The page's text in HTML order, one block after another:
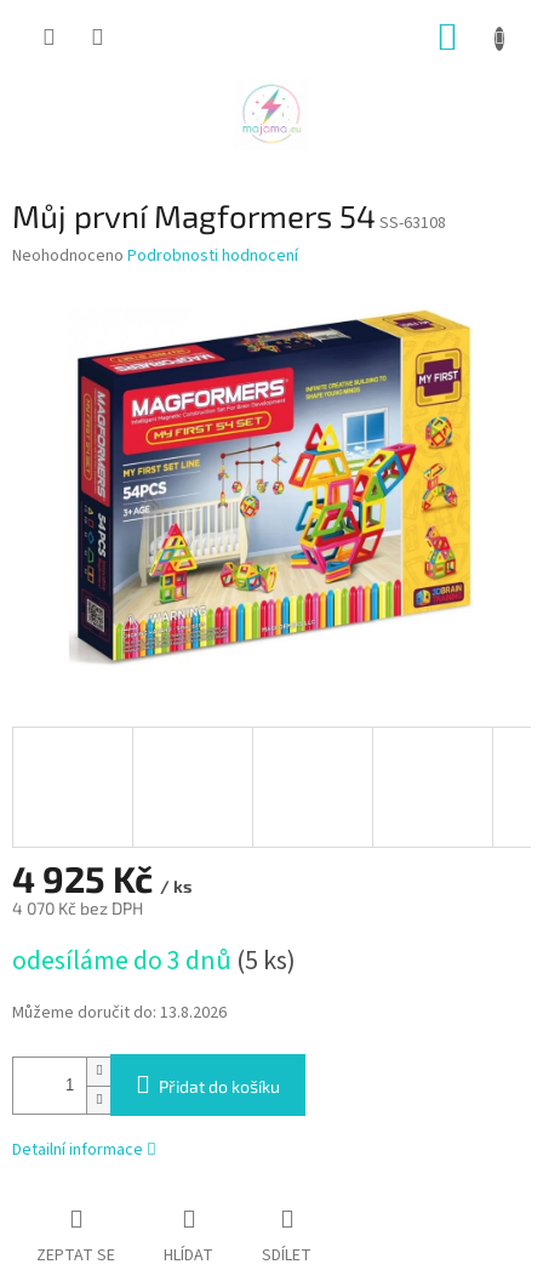
Můj první Magformers 54 SS-63108
Průměrné
hvězdiček.
Neohodnoceno Podrobnosti hodnocení
4 925 Kč / ks
4 070 Kč bez DPH
cena:
odesíláme do 3 dnů (5 ks)
Můžeme doručit do: 13.8.2026
Přidat do košíku
Detailní informace
ZEPTAT SE HLÍDAT SDÍLET